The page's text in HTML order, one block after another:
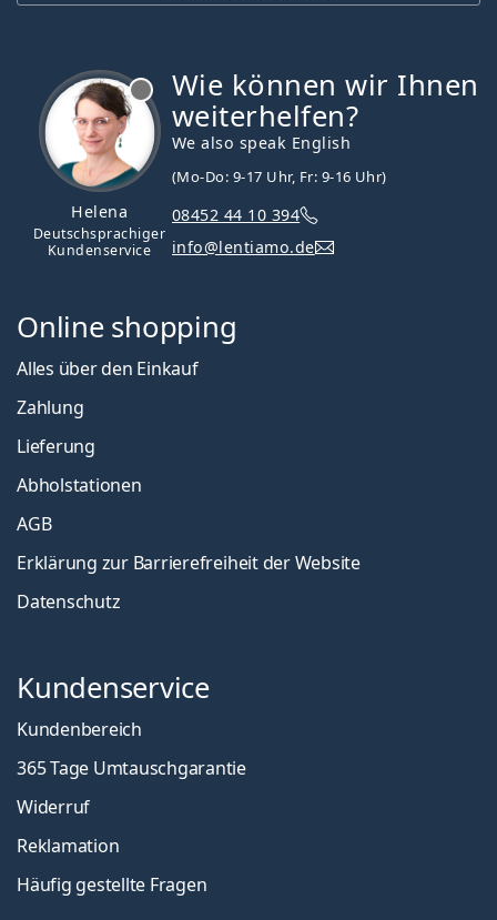
Helena
Deutschsprachiger
Kundenservice
Wie können wir Ihnen
weiterhelfen?
We also speak English
(Mo-Do: 9-17 Uhr, Fr: 9-16 Uhr)
08452 44 10 394
info@lentiamo.de
Online shopping
Alles über den Einkauf
Zahlung
Lieferung
Abholstationen
AGB
Erklärung zur Barrierefreiheit der Website
Datenschutz
Kundenservice
Kundenbereich
365 Tage Umtauschgarantie
Widerruf
Reklamation
Häufig gestellte Fragen